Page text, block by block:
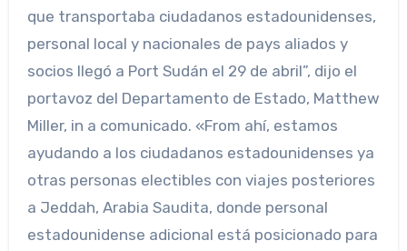
que transportaba ciudadanos estadounidenses,
personal local y nacionales de pays aliados y
socios llegó a Port Sudán el 29 de abril”, dijo el
portavoz del Departamento de Estado, Matthew
Miller, in a comunicado. «From ahí, estamos
ayudando a los ciudadanos estadounidenses ya
otras personas electibles con viajes posteriores
a Jeddah, Arabia Saudita, donde personal
estadounidense adicional está posicionado para